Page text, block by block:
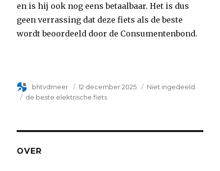
en is hij ook nog eens betaalbaar. Het is dus
geen verrassing dat deze fiets als de beste
wordt beoordeeld door de Consumentenbond.
Author
bhtvdmeer
Geplaatst
op
12 december 2025 Categorie
Niet ingedeeld
Tags
de beste elektrische fiets
OVER